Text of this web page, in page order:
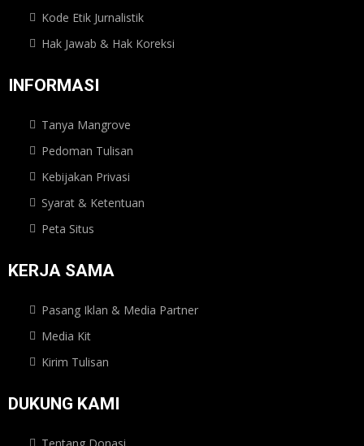
Kode Etik Jurnalistik
Hak Jawab & Hak Koreksi
INFORMASI
Tanya Mangrove
Pedoman Tulisan
Kebijakan Privasi
Syarat & Ketentuan
Peta Situs
KERJA SAMA
Pasang Iklan & Media Partner
Media Kit
Kirim Tulisan
DUKUNG KAMI
Tentang Donasi